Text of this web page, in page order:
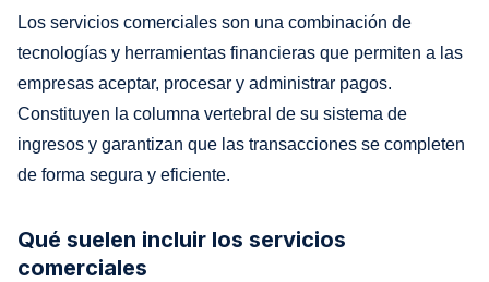
Los servicios comerciales son una combinación de
tecnologías y herramientas financieras que permiten a las
empresas aceptar, procesar y administrar pagos.
Constituyen la columna vertebral de su sistema de
ingresos y garantizan que las transacciones se completen
de forma segura y eficiente.
Qué suelen incluir los servicios
comerciales